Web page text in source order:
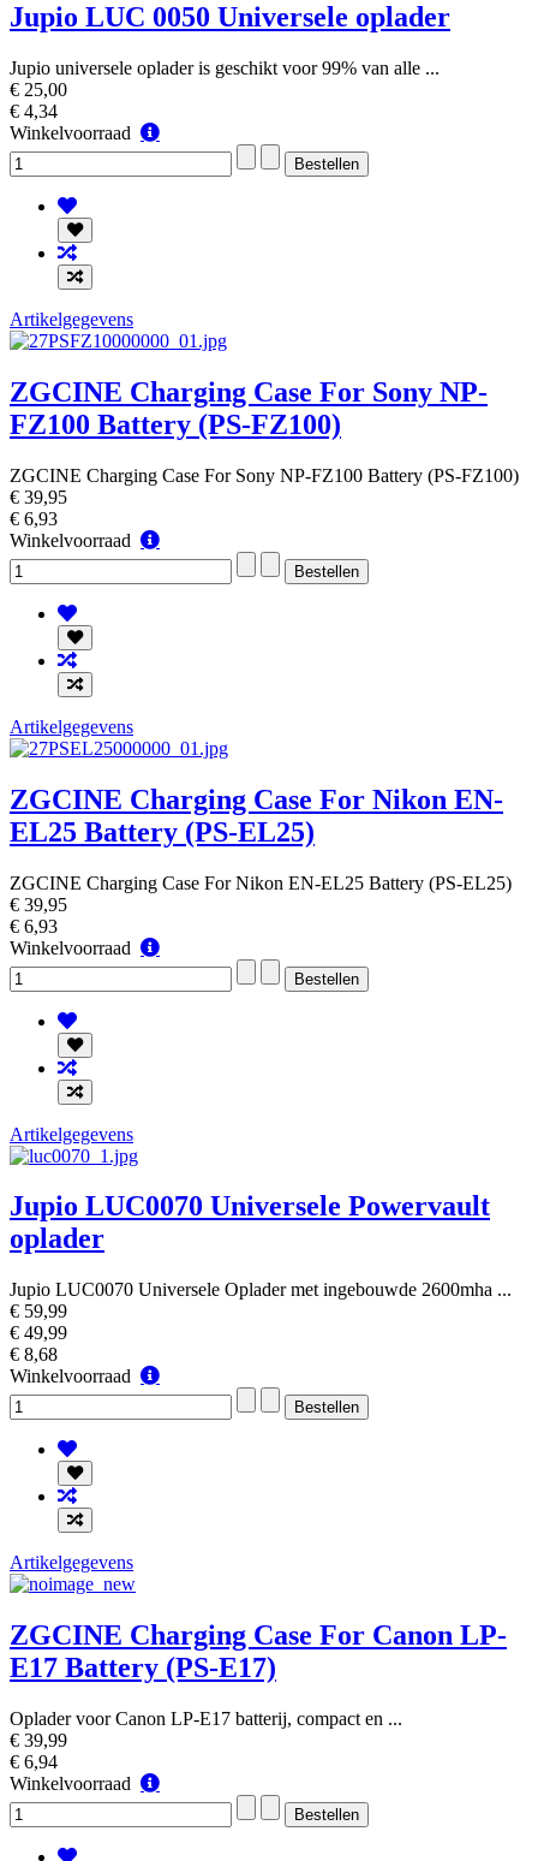
Jupio LUC 0050 Universele oplader
Jupio universele oplader is geschikt voor 99% van alle ...
€ 25,00
€ 4,34
Winkelvoorraad
Winkelvoorraad
Artikelgegevens
ZGCINE Charging Case For Sony NP-
FZ100 Battery (PS-FZ100)
ZGCINE Charging Case For Sony NP-FZ100 Battery (PS-FZ100)
€ 39,95
€ 6,93
Winkelvoorraad
Winkelvoorraad
Artikelgegevens
ZGCINE Charging Case For Nikon EN-
EL25 Battery (PS-EL25)
ZGCINE Charging Case For Nikon EN-EL25 Battery (PS-EL25)
€ 39,95
€ 6,93
Winkelvoorraad
Winkelvoorraad
Artikelgegevens
Jupio LUC0070 Universele Powervault
oplader
Jupio LUC0070 Universele Oplader met ingebouwde 2600mha ...
€ 59,99
€ 49,99
€ 8,68
Winkelvoorraad
Winkelvoorraad
Artikelgegevens
ZGCINE Charging Case For Canon LP-
E17 Battery (PS-E17)
Oplader voor Canon LP-E17 batterij, compact en ...
€ 39,99
€ 6,94
Winkelvoorraad
Winkelvoorraad